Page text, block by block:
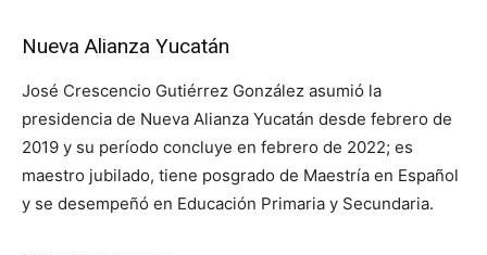
Nueva Alianza Yucatán
José Crescencio Gutiérrez González asumió la
presidencia de Nueva Alianza Yucatán desde febrero de
2019 y su período concluye en febrero de 2022; es
maestro jubilado, tiene posgrado de Maestría en Español
y se desempeñó en Educación Primaria y Secundaria.